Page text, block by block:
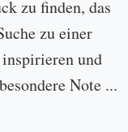
zu finden, das
zu einer
und
Note ...